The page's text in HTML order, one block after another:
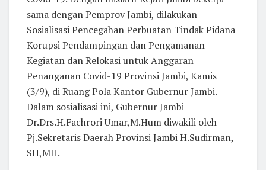
sama dengan Pemprov Jambi, dilakukan
Sosialisasi Pencegahan Perbuatan Tindak Pidana
Korupsi Pendampingan dan Pengamanan
Kegiatan dan Relokasi untuk Anggaran
Penanganan Covid-19 Provinsi Jambi, Kamis
(3/9), di Ruang Pola Kantor Gubernur Jambi.
Dalam sosialisasi ini, Gubernur Jambi
Dr.Drs.H.Fachrori Umar,M.Hum diwakili oleh
Pj.Sekretaris Daerah Provinsi Jambi H.Sudirman,
SH,MH.